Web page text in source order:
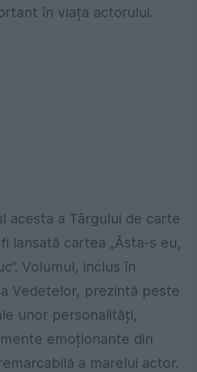
în viața actorului.
acesta a Târgului de carte
lansată cartea „Ăsta-s eu,
Volumul, inclus în
Vedetelor, prezintă peste
unor personalități,
emoționante din
a marelui actor.